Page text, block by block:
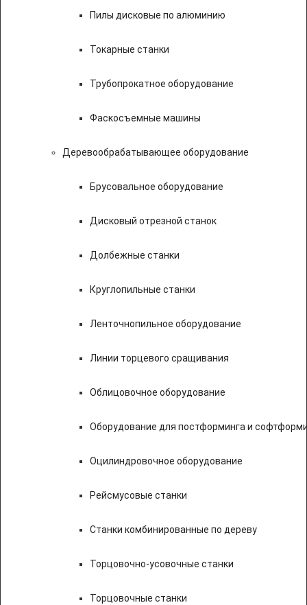
Пилы дисковые по алюминию
Токарные станки
Трубопрокатное оборудование
Фаскосъемные машины
Деревообрабатывающее оборудование
Брусовальное оборудование
Дисковый отрезной станок
Долбежные станки
Круглопильные станки
Ленточнопильное оборудование
Линии торцевого сращивания
Облицовочное оборудование
Оборудование для постформинга и
Оцилиндровочное оборудование
Рейсмусовые станки
Станки комбинированные по дереву
Торцовочно-усовочные станки
Торцовочные станки